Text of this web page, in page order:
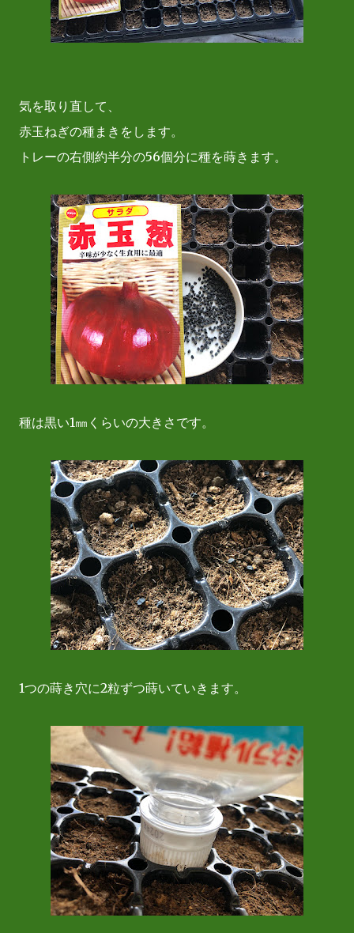
気を取り直して、
赤玉ねぎの種まきをします。
トレーの右側約半分の56個分に種を蒔きます。
種は黒い1㎜くらいの大きさです。
1つの蒔き穴に2粒ずつ蒔いていきます。